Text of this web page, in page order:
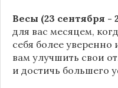
Весы (23 сентября -
для вас месяцем,
себя более
вам улучшить свои
и достичь большего